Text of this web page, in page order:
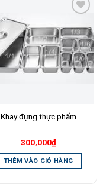
Wishlist
Khay đựng thực phẩm
300,000₫
THÊM VÀO GIỎ HÀNG